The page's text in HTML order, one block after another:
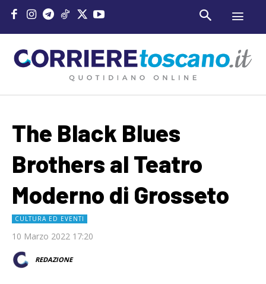
The Black Blues
Brothers al Teatro
Moderno di Grosseto
CULTURA ED EVENTI
10 Marzo 2022 17:20
REDAZIONE